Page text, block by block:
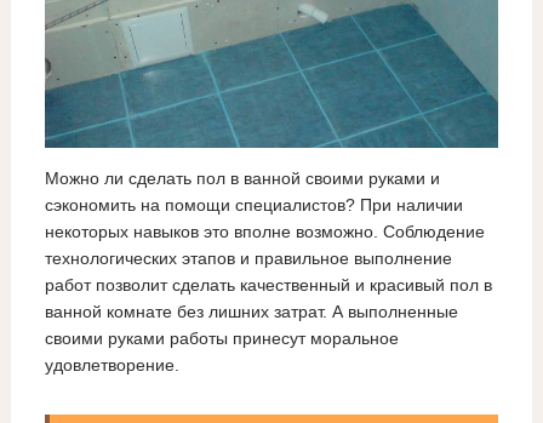
Можно ли сделать пол в ванной своими руками и
сэкономить на помощи специалистов? При наличии
некоторых навыков это вполне возможно. Соблюдение
технологических этапов и правильное выполнение
работ позволит сделать качественный и красивый пол в
ванной комнате без лишних затрат. А выполненные
своими руками работы принесут моральное
удовлетворение.